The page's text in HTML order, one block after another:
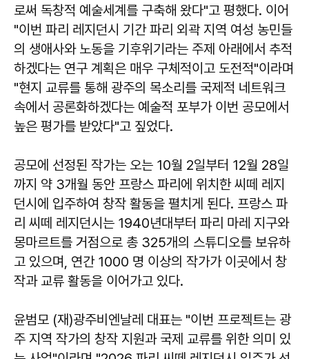
로써 독창적 예술세계를 구축해 왔다"고 평했다. 이어
"이번 파리 레지던시 기간 파리 외곽 지역 여성 농민들
의 생애사와 노동을 기후위기라는 주제 아래에서 추적
하겠다는 연구 계획은 매우 구체적이고 도전적"이라며
"현지 교류를 통해 광주의 목소리를 국제적 네트워크
속에서 공론화하겠다는 예술적 포부가 이번 공모에서
높은 평가를 받았다"고 짚었다.
공모에 선정된 작가는 오는 10월 2일부터 12월 28일
까지 약 3개월 동안 프랑스 파리에 위치한 씨떼 레지
던시에 입주하여 창작 활동을 펼치게 된다. 프랑스 파
리 씨떼 레지던시는 1940년대부터 파리 마레 지구와
몽마르트를 거점으로 총 325개의 스튜디오를 보유하
고 있으며, 연간 1000 명 이상의 작가가 이곳에서 창
작과 교류 활동을 이어가고 있다.
윤범모 (재)광주비엔날레 대표는 "이번 프로젝트는 광
주 지역 작가의 창작 지원과 국제 교류를 위한 의미 있